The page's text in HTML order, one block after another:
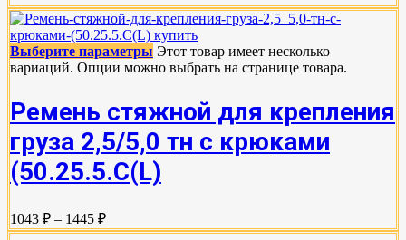
Выберите параметры Этот товар имеет несколько
вариаций. Опции можно выбрать на странице товара.
Ремень стяжной для крепления
груза 2,5/5,0 тн с крюками
(50.25.5.C(L)
1043 ₽ – 1445 ₽